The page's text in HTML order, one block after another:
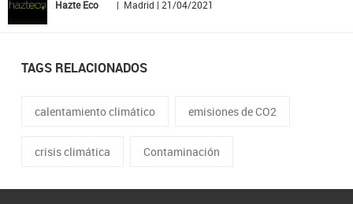
Hazte Eco | Madrid | 21/04/2021
TAGS RELACIONADOS
calentamiento climático emisiones de CO2
crisis climática Contaminación